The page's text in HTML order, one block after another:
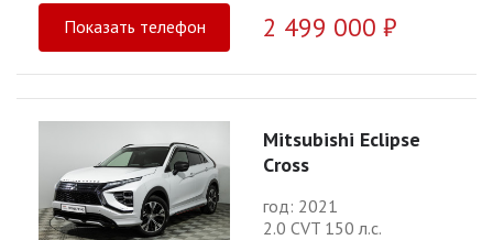
Показать телефон 2 499 000 ₽
Mitsubishi Eclipse
Cross
год: 2021
2.0 CVT 150 л.с.